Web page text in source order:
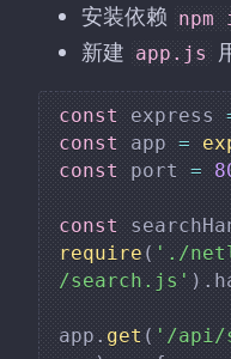
安装依赖
新建 app.js
const express
const app =
const port =
const
require('./
/search.js').
app.get('/api/